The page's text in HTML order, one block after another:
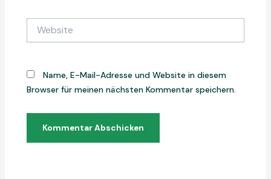
Name, E-Mail-Adresse und Website in diesem
Browser für meinen nächsten Kommentar speichern.